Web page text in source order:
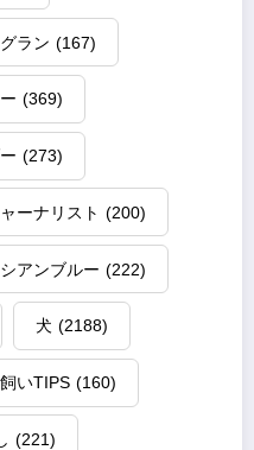
ラン (167)
(369)
(273)
ーナリスト (200)
アンブルー (222)
犬 (2188)
いTIPS (160)
(221)